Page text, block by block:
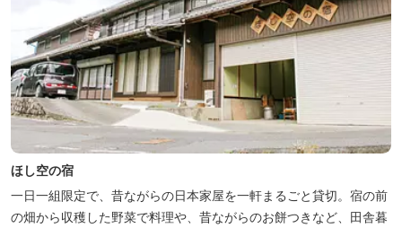
ほし空の宿
一日一組限定で、昔ながらの日本家屋を一軒まるごと貸切。宿の前
の畑から収穫した野菜で料理や、昔ながらのお餅つきなど、田舎暮